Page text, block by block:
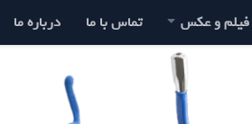
فیلم و عکس تماس با ما درباره ما